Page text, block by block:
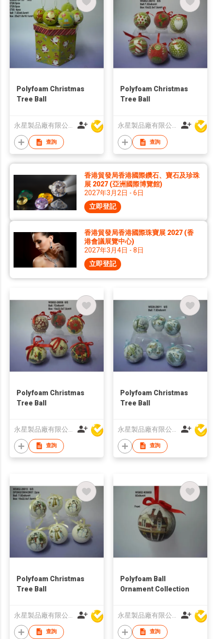
Polyfoam Christmas
Tree Ball
永星製品廠有限公司
查詢
Polyfoam Christmas
Tree Ball
永星製品廠有限公司
查詢
香港貿發局香港國際鑽石、寶石及珍珠
展 2027 (亞洲國際博覽館)
2027年3月2日 - 6日
立即登記
香港貿發局香港國際珠寶展 2027 (香
港會議展覽中心)
2027年3月4日 - 8日
立即登記
Polyfoam Christmas
Tree Ball
查詢
Polyfoam Christmas
Tree Ball
查詢
Polyfoam Christmas
Tree Ball
查詢
Polyfoam Ball
Ornament Collection
查詢